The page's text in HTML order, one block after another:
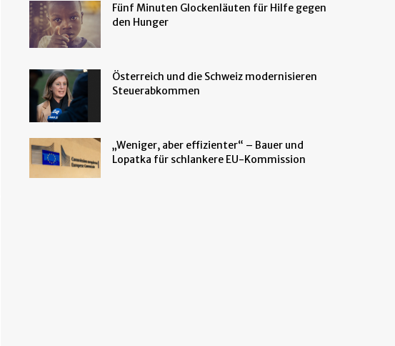
Fünf Minuten Glockenläuten für Hilfe gegen
den Hunger
Österreich und die Schweiz modernisieren
Steuerabkommen
„Weniger, aber effizienter“ – Bauer und
Lopatka für schlankere EU-Kommission